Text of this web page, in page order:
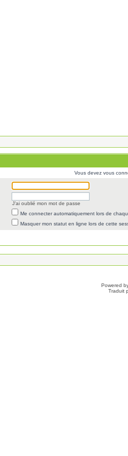
Vous devez vous
J’ai oublié mon mot de passe
Me connecter automatiquement lors de
Masquer mon statut en ligne lors de cette
Powered
Traduit